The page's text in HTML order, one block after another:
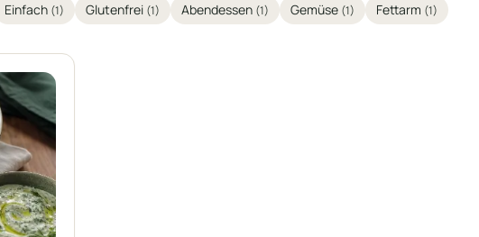
Einfach (1) Glutenfrei (1) Abendessen (1) Gemüse (1) Fettarm (1)